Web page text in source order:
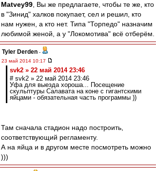
Matvey99 , Вы же предлагаете, чтобы те же, кто
в "Зинид" халков покупает, сел и решил, кто
нам нужен, а кто нет. Типа "Торпедо" назначим
любимой женой, а у "Локомотива" всё отберём.
Tyler Derden -
23 май 2014 10:17
svk2 » 22 май 2014 23:46
# svk2 » 22 май 2014 23:46
Уфа для выезда хороша... Посещение
скульптуры Салавата на коне с гигантскими
яйцами - обязательная часть программы ))
Там сначала стадион надо построить,
соответствующий регламенту.
А на яйца и в другом месте посмотреть можно
)))